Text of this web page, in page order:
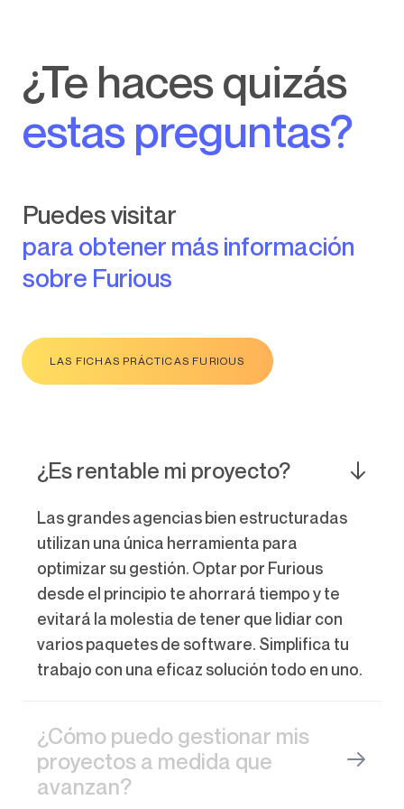
¿Te haces quizás
estas preguntas?
Puedes visitar
para obtener más información
sobre Furious
LAS FICHAS PRÁCTICAS FURIOUS
¿Es rentable mi proyecto?
Las grandes agencias bien estructuradas
utilizan una única herramienta para
optimizar su gestión. Optar por Furious
desde el principio te ahorrará tiempo y te
evitará la molestia de tener que lidiar con
varios paquetes de software. Simplifica tu
trabajo con una eficaz solución todo en uno.
¿Cómo puedo gestionar mis
proyectos a medida que
avanzan?